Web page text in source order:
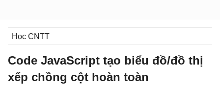
Học CNTT
Code JavaScript tạo biểu đồ/đồ thị
xếp chồng cột hoàn toàn